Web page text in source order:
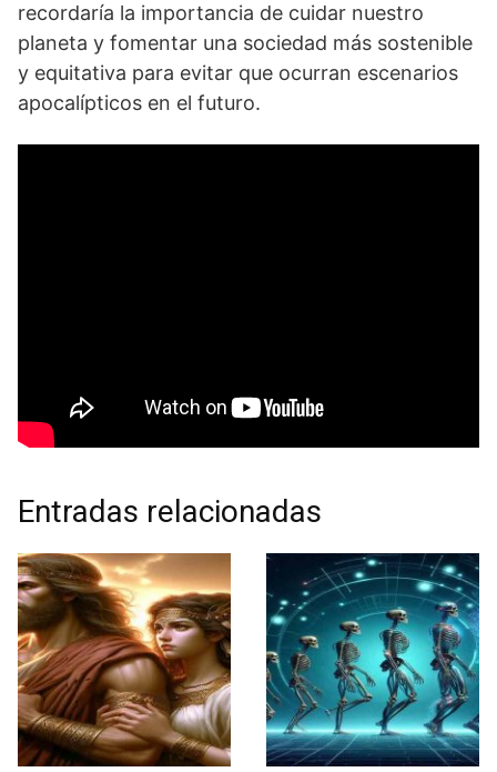
recordaría ⁣la importancia de‍ cuidar nuestro
planeta y fomentar una sociedad más sostenible
y‌ equitativa para evitar que ⁤ocurran escenarios⁣
apocalípticos en el futuro.
Entradas relacionadas